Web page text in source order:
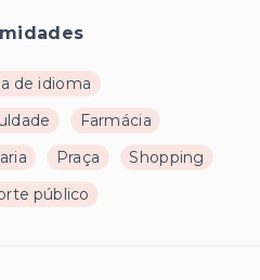
de idioma
Farmácia
Praça
Shopping
público